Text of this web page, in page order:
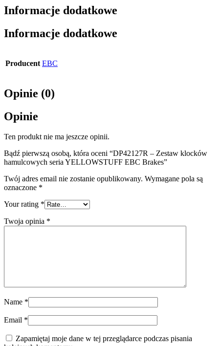
Informacje dodatkowe
Informacje dodatkowe
Producent EBC
Opinie (0)
Opinie
Ten produkt nie ma jeszcze opinii.
Bądź pierwszą osobą, która oceni “DP42127R – Zestaw klocków
hamulcowych seria YELLOWSTUFF EBC Brakes”
Twój adres email nie zostanie opublikowany. Wymagane pola są
oznaczone *
Your rating *
Twoja opinia *
Name *
Email *
Zapamiętaj moje dane w tej przeglądarce podczas pisania